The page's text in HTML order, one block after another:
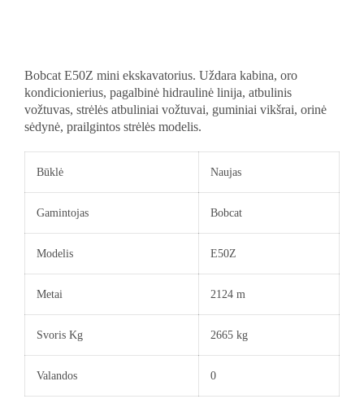
Bobcat E50Z mini ekskavatorius. Uždara kabina, oro
kondicionierius, pagalbinė hidraulinė linija, atbulinis
vožtuvas, strėlės atbuliniai vožtuvai, guminiai vikšrai, orinė
sėdynė, prailgintos strėlės modelis.
Būklė Naujas
Gamintojas Bobcat
Modelis E50Z
Metai 2124 m
Svoris Kg 2665 kg
Valandos 0